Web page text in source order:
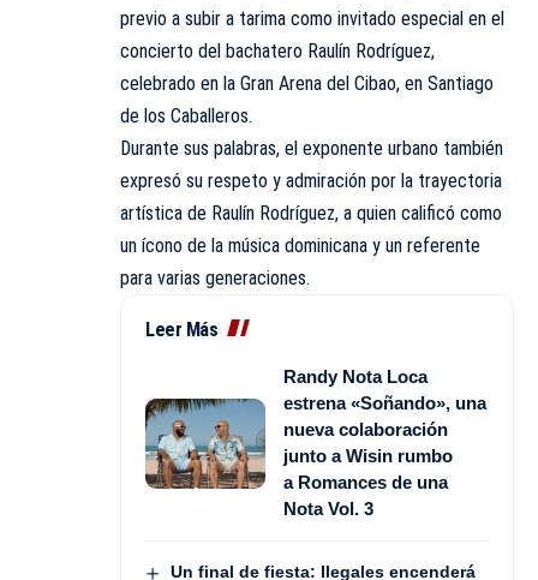
previo a subir a tarima como invitado especial en el
concierto del bachatero Raulín Rodríguez,
celebrado en la Gran Arena del Cibao, en Santiago
de los Caballeros.
Durante sus palabras, el exponente urbano también
expresó su respeto y admiración por la trayectoria
artística de Raulín Rodríguez, a quien calificó como
un ícono de la música dominicana y un referente
para varias generaciones.
Leer Más
Randy Nota Loca
estrena «Soñando», una
nueva colaboración
junto a Wisin rumbo
a Romances de una
Nota Vol. 3
Un final de fiesta: Ilegales encenderá